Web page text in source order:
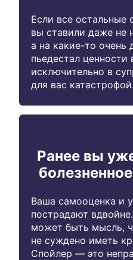
Если все остальные
вы ставили даже не
а на какие-то очень
пьедестал ценности
исключительно в
для вас катастрофой.
Ранее вы
Ваша самооценка и
пострадают
может быть мысль,
не суждено иметь
Спойлер — это